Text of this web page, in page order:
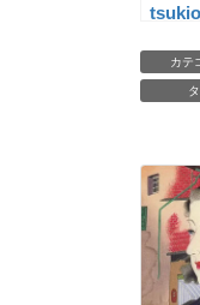
カテ